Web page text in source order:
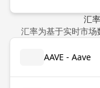
汇
汇率为基于实时市场
AAVE - Aave